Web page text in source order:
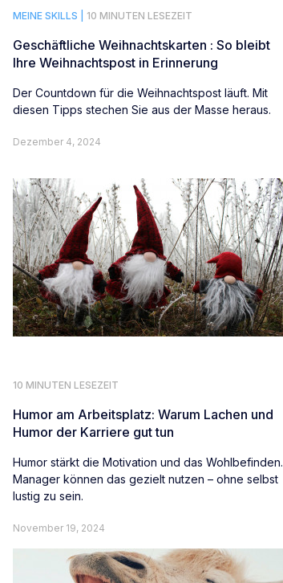
MEINE SKILLS | 10 MINUTEN LESEZEIT
Geschäftliche Weihnachtskarten : So bleibt
Ihre Weihnachtspost in Erinnerung
Der Countdown für die Weihnachtspost läuft. Mit
diesen Tipps stechen Sie aus der Masse heraus.
Dezember 4, 2024
10 MINUTEN LESEZEIT
Humor am Arbeitsplatz: Warum Lachen und
Humor der Karriere gut tun
Humor stärkt die Motivation und das Wohlbefinden.
Manager können das gezielt nutzen – ohne selbst
lustig zu sein.
November 19, 2024